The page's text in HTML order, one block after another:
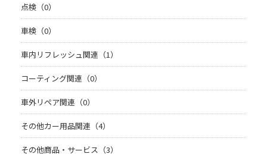
点検（0）
車検（0）
車内リフレッシュ関連（1）
コーティング関連（0）
車外リペア関連（0）
その他カー用品関連（4）
その他商品・サービス（3）